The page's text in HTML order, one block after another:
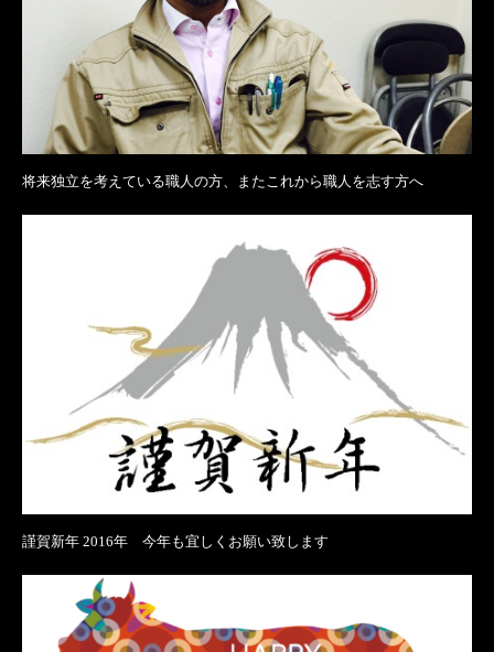
将来独立を考えている職人の方、またこれから職人を志す方へ
謹賀新年 2016年 今年も宜しくお願い致します